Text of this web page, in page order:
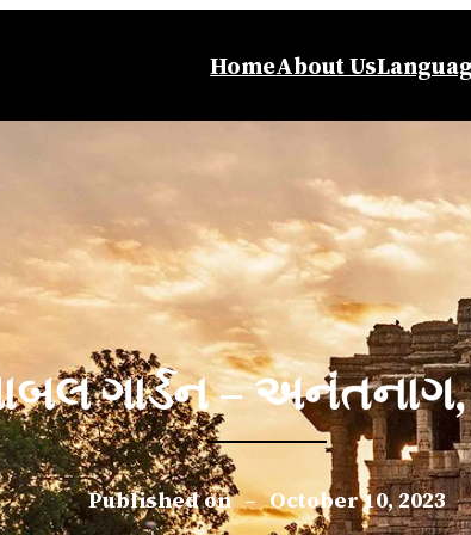
HomeAbout Us
ગાર્ડન – અનંતનાગ,
Published on – October 10, 2023